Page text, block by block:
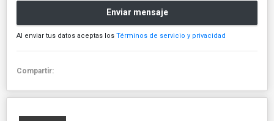
Enviar mensaje
Al enviar tus datos aceptas los Términos de servicio y privacidad
Compartir: